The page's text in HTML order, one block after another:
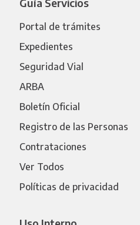
Portal de trámites
Expedientes
Seguridad Vial
ARBA
Boletín Oficial
Registro de las Personas
Contrataciones
Ver Todos
Políticas de privacidad